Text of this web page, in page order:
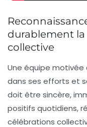
durablement
collective
Une équipe motivée
dans ses efforts et
doit être sincère,
positifs quotidiens,
célébrations